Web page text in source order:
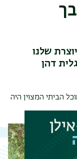
שלנו
דהן
הביתי המצוין היה